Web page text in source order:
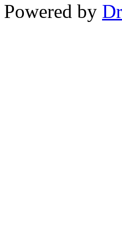
Powered by